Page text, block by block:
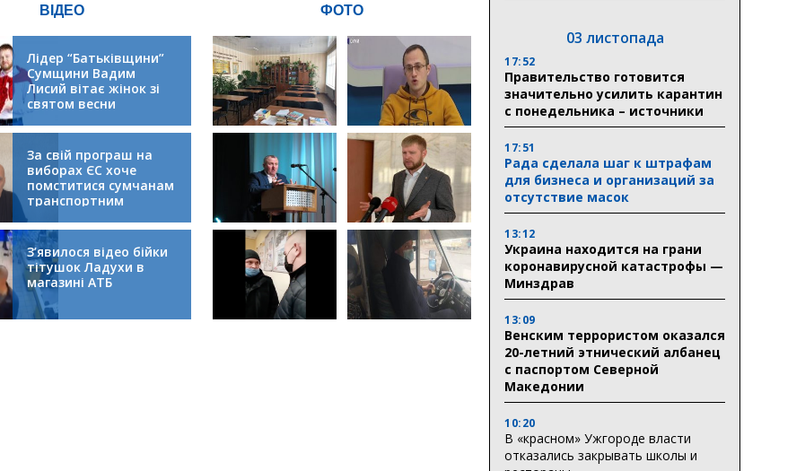
ВІДЕО
Лідер “Батьківщини”
Сумщини Вадим
Лисий вітає жінок зі
святом весни
За свій програш на
виборах ЄС хоче
помститися сумчанам
транспортним
колапсом
З’явилося відео бійки
тітушок Ладухи в
магазині АТБ
ФОТО
03 листопада
17:52
Правительство готовится
значительно усилить карантин
с понедельника – источники
17:51
Рада сделала шаг к штрафам
для бизнеса и организаций за
отсутствие масок
13:12
Украина находится на грани
коронавирусной катастрофы —
Минздрав
13:09
Венским террористом оказался
20-летний этнический албанец
с паспортом Северной
Македонии
10:20
В «красном» Ужгороде власти
отказались закрывать школы и